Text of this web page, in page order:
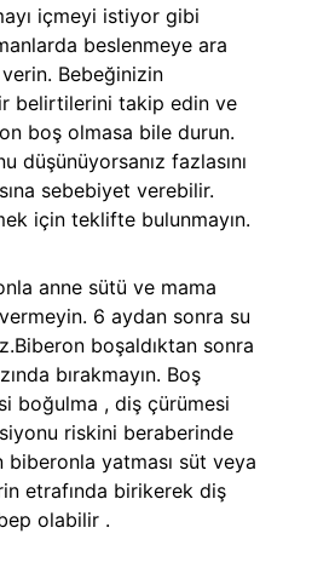
içmeyi istiyor gibi
beslenmeye ara
Bebeğinizin
belirtilerini takip edin ve
boş olmasa bile durun.
düşünüyorsanız fazlasını
sebebiyet verebilir.
için teklifte bulunmayın.
6 aydan sonra su
boşaldıktan sonra
bırakmayın. Boş
boğulma , diş çürümesi
riskini beraberinde
biberonla yatması süt veya
etrafında birikerek diş
olabilir .